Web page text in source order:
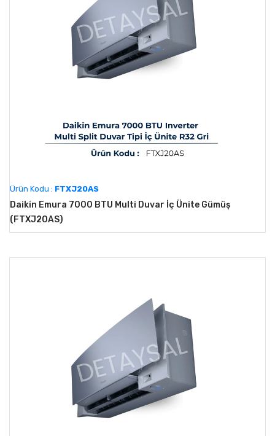
Ürün Kodu : FTXJ20AS
Daikin Emura 7000 BTU Multi Duvar İç Ünite Gümüş
(FTXJ20AS)